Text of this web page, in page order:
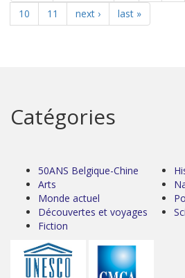
10
11 next › last »
Catégories
50ANS Belgique-Chine
Arts
Monde actuel
Découvertes et voyages
Fiction